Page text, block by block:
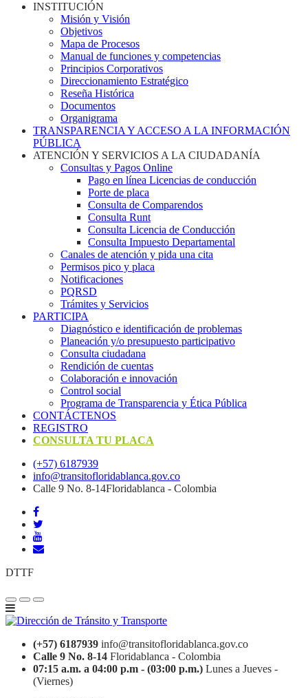
INSTITUCIÓN
Misión y Visión
Objetivos
Mapa de Procesos
Manual de funciones y competencias
Principios Corporativos
Direccionamiento Estratégico
Reseña Histórica
Documentos
Organigrama
TRANSPARENCIA Y ACCESO A LA INFORMACIÓN
PÚBLICA
ATENCIÓN Y SERVICIOS A LA CIUDADANÍA
Consultas y Pagos Online
Pago en línea Licencias de conducción
Porte de placa
Consulta de Comparendos
Consulta Runt
Consulta Licencia de Conducción
Consulta Impuesto Departamental
Canales de atención y pida una cita
Permisos pico y placa
Notificaciones
PQRSD
Trámites y Servicios
PARTICIPA
Diagnóstico e identificación de problemas
Planeación y/o presupuesto participativo​
Consulta ciudadana
Rendición de cuentas
Colaboración e innovación
Control social
Programa de Transparencia y Ética Pública
CONTÁCTENOS
REGISTRO
CONSULTA TU PLACA
(+57) 6187939
info@transitofloridablanca.gov.co
Calle 9 No. 8-14Floridablanca - Colombia
DTTF
(+57) 6187939 info@transitofloridablanca.gov.co
Calle 9 No. 8-14 Floridablanca - Colombia
07:15 a.m. a 04:00 p.m - (03:00 p.m.) Lunes a Jueves -
(Viernes)